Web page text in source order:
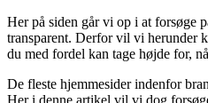
Her på siden går vi op i at forsøge
transparent. Derfor vil vi herunder
du med fordel kan tage højde for,
De fleste hjemmesider indenfor
Her i denne artikel vil vi dog